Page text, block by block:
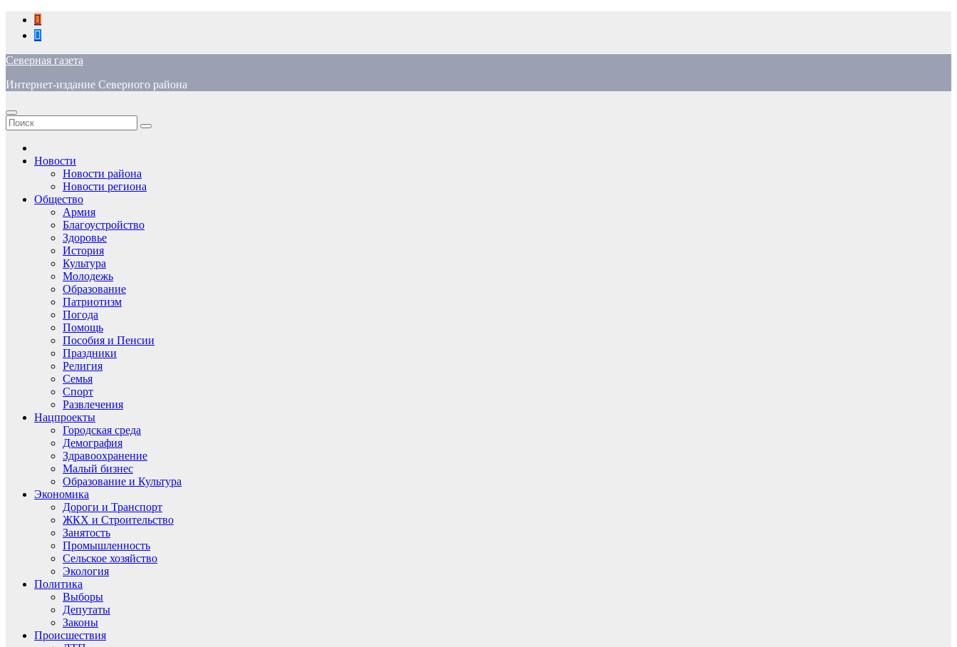
Перейти
содержимому
Северная газета
Интернет-издание Северного района
Новости
Новости района
Новости региона
Общество
Армия
Благоустройство
Здоровье
История
Культура
Молодежь
Образование
Патриотизм
Погода
Помощь
Пособия и Пенсии
Праздники
Религия
Семья
Спорт
Развлечения
Нацпроекты
Городская среда
Демография
Здравоохранение
Малый бизнес
Образование и Культура
Экономика
Дороги и Транспорт
ЖКХ и Строительство
Занятость
Промышленность
Сельское хозяйство
Экология
Политика
Выборы
Депутаты
Законы
Происшествия